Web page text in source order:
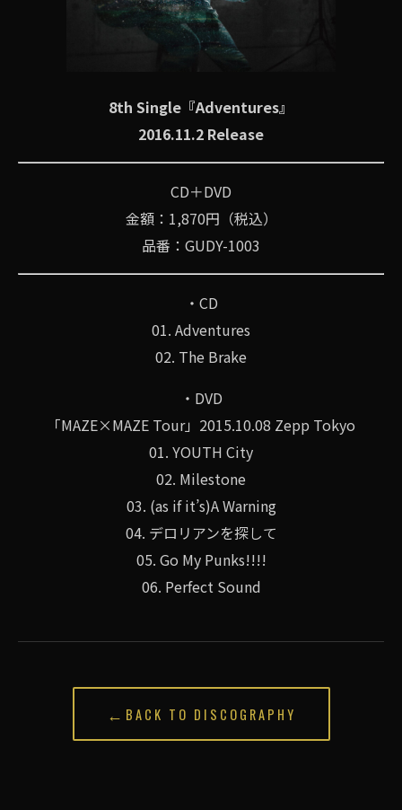
8th Single『Adventures』
2016.11.2 Release
CD＋DVD
金額：1,870円（税込）
品番：GUDY-1003
・CD
01. Adventures
02. The Brake
・DVD
「MAZE×MAZE Tour」2015.10.08 Zepp Tokyo
01. YOUTH City
02. Milestone
03. (as if it’s)A Warning
04. デロリアンを探して
05. Go My Punks!!!!
06. Perfect Sound
← BACK TO DISCOGRAPHY